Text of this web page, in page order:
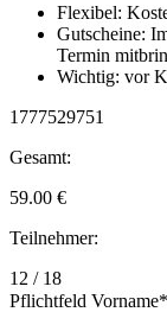
Flexibel:
Gutscheine:
Termin
Wichtig: vor
1777529751
Gesamt:
59.00 €
Teilnehmer:
12 / 18
Pflichtfeld Vorname*